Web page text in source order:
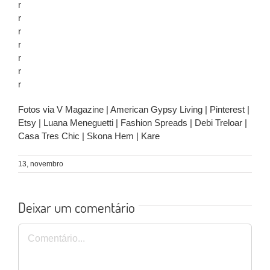
r
r
r
r
r
r
r
Fotos via V Magazine | American Gypsy Living | Pinterest |
Etsy | Luana Meneguetti | Fashion Spreads | Debi Treloar |
Casa Tres Chic | Skona Hem | Kare
13, novembro
Deixar um comentário
Comentário